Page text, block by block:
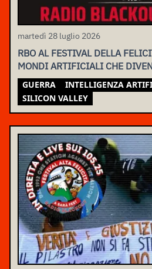
martedì 28 luglio 2026
RBO AL FESTIVAL DELLA
MONDI ARTIFICIALI CHE
GUERRA
INTELLIGENZA
SILICON VALLEY